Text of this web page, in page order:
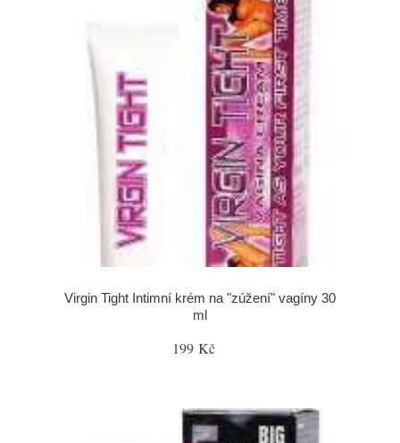
Virgin Tight Intimní krém na "zúžení" vagíny 30
ml
199 Kč